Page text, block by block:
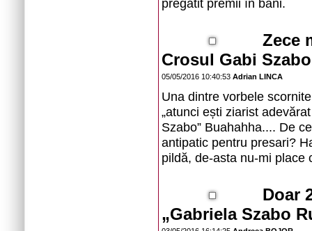
pregătit premii în bani.
Zece
Crosul Gabi
05/05/2016 10:40:53 Adrian LINCA
Una dintre vorbele
„atunci ești ziarist
Szabo” Buahahha.... De
antipatic pentru presari?
pildă, de-asta nu-mi place
Doar
„Gabriela Szabo